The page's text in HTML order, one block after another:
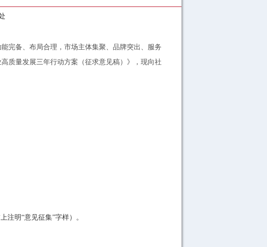
完备、布局合理，市场主体集聚、品牌突出、服务
质量发展三年行动方案（征求意见稿）》，现向社
明“意见征集”字样）。